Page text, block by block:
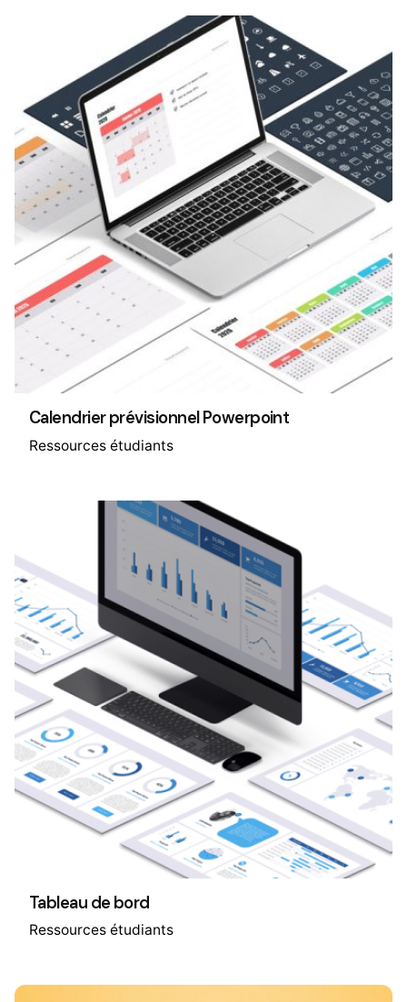
Calendrier prévisionnel Powerpoint
Ressources étudiants
Tableau de bord
Ressources étudiants